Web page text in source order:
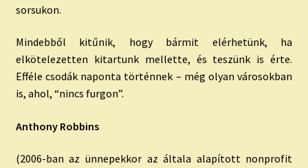
sorsukon.
Mindebből kitűnik, hogy bármit elérhetünk, ha
elkötelezetten kitartunk mellette, és teszünk is érte.
Efféle csodák naponta történnek – még olyan városokban
is, ahol, “nincs furgon”.
Anthony Robbins
(2006-ban az ünnepekkor az általa alapított nonprofit